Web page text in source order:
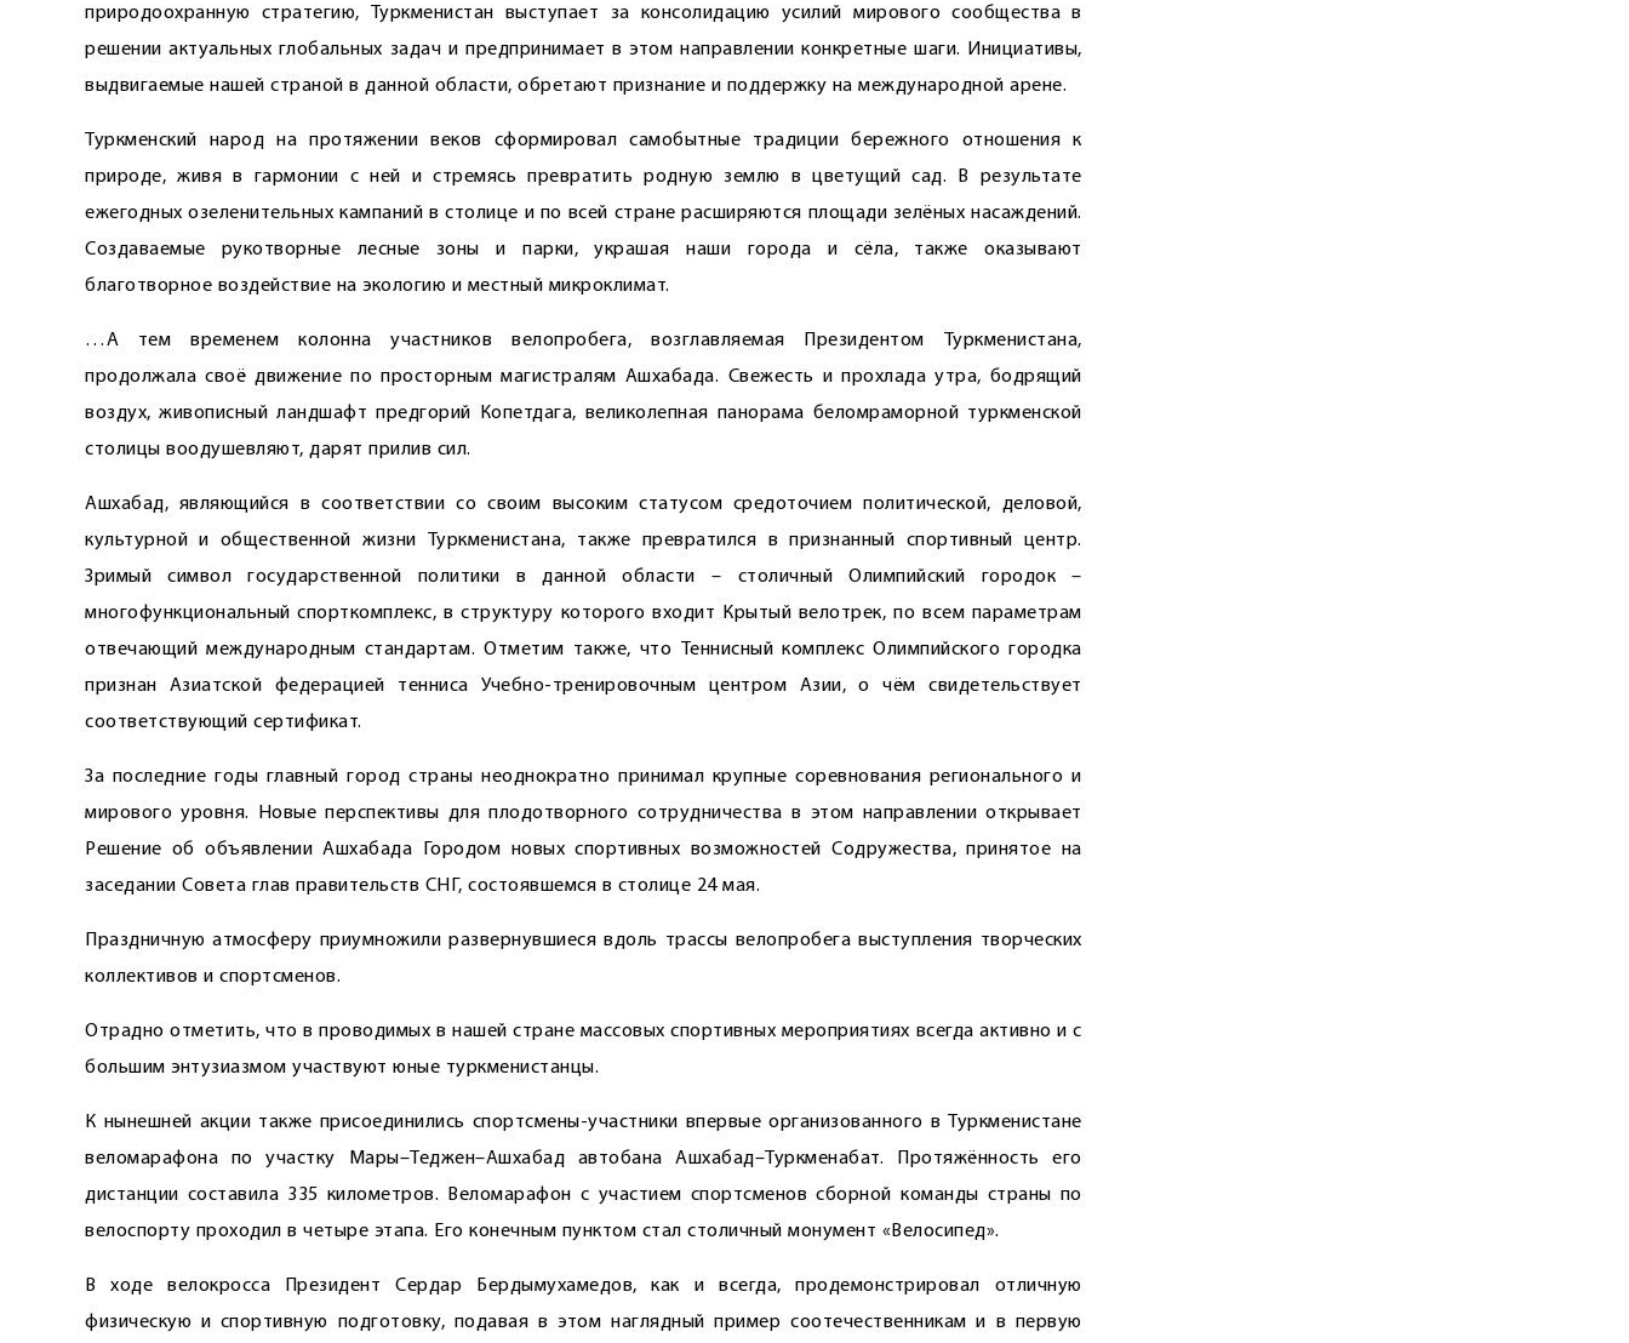
природоохранную стратегию, Туркменистан выступает за консолидацию усилий мирового сообщества в
решении актуальных глобальных задач и предпринимает в этом направлении конкретные шаги. Инициативы,
выдвигаемые нашей страной в данной области, обретают признание и поддержку на международной арене.
Туркменский народ на протяжении веков сформировал самобытные традиции бережного отношения к
природе, живя в гармонии с ней и стремясь превратить родную землю в цветущий сад. В результате
ежегодных озеленительных кампаний в столице и по всей стране расширяются площади зелёных насаждений.
Создаваемые рукотворные лесные зоны и парки, украшая наши города и сёла, также оказывают
благотворное воздействие на экологию и местный микроклимат.
…А тем временем колонна участников велопробега, возглавляемая Президентом Туркменистана,
продолжала своё движение по просторным магистралям Ашхабада. Свежесть и прохлада утра, бодрящий
воздух, живописный ландшафт предгорий Копетдага, великолепная панорама беломраморной туркменской
столицы воодушевляют, дарят прилив сил.
Ашхабад, являющийся в соответствии со своим высоким статусом средоточием политической, деловой,
культурной и общественной жизни Туркменистана, также превратился в признанный спортивный центр.
Зримый символ государственной политики в данной области – столичный Олимпийский городок –
многофункциональный спорткомплекс, в структуру которого входит Крытый велотрек, по всем параметрам
отвечающий международным стандартам. Отметим также, что Теннисный комп­лекс Олимпийского городка
признан Азиатской федерацией тенниса Учебно-тренировочным центром Азии, о чём свидетельствует
соответствующий сертификат.
За последние годы главный город страны неоднократно принимал крупные соревнования регионального и
мирового уровня. Новые перспективы для плодотворного сотрудничества в этом направлении открывает
Решение об объявлении Ашхабада Городом новых спортивных возможностей Содружест­ва, принятое на
заседании Совета глав правительств СНГ, состоявшемся в столице 24 мая.
Праздничную атмосферу приумножили развернувшиеся вдоль трассы велопробега выступления творческих
коллективов и спортсменов.
Отрадно отметить, что в проводимых в нашей стране массовых спортивных мероприятиях всегда активно и с
большим энтузиазмом участвуют юные туркменистанцы.
К нынешней акции также присоединились спортсмены-участники впервые организованного в Туркменистане
веломарафона по участку Мары–Теджен–Ашхабад автобана Ашхабад–Туркменабат. Протяжённость его
дистанции составила 335 километров. Веломарафон с участием спортсменов сборной команды страны по
велоспорту проходил в четыре этапа. Его конечным пунктом стал столичный монумент «Велосипед».
В ходе велокросса Президент Сердар Бердымухамедов, как и всегда, продемонстрировал отличную
физическую и спортивную подготовку, подавая в этом наглядный пример соотечественникам и в первую